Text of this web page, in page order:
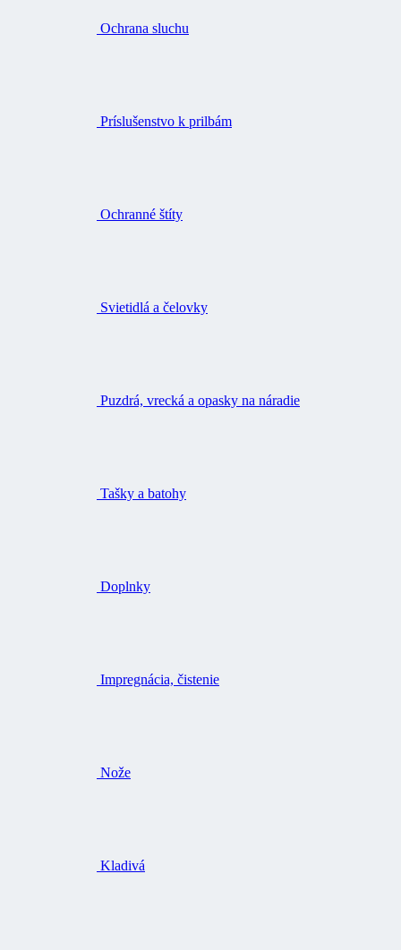
Ochrana sluchu
Príslušenstvo k prilbám
Ochranné štíty
Svietidlá a čelovky
Puzdrá, vrecká a opasky na náradie
Tašky a batohy
Doplnky
Impregnácia, čistenie
Nože
Kladivá